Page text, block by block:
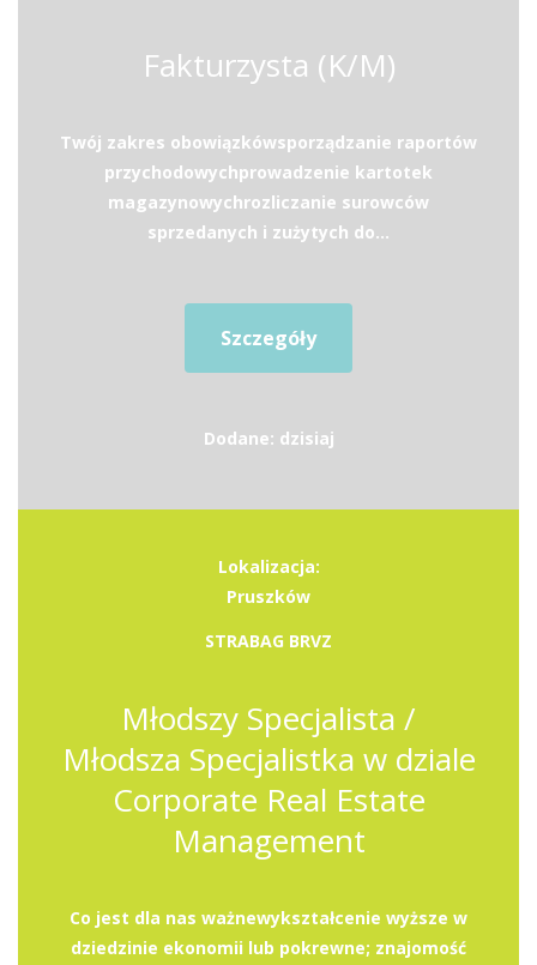
Fakturzysta (K/M)
Twój zakres obowiązkówsporządzanie raportów
przychodowychprowadzenie kartotek
magazynowychrozliczanie surowców
sprzedanych i zużytych do...
Szczegóły
Dodane: dzisiaj
Lokalizacja:
Pruszków
STRABAG BRVZ
Młodszy Specjalista /
Młodsza Specjalistka w dziale
Corporate Real Estate
Management
Co jest dla nas ważnewykształcenie wyższe w
dziedzinie ekonomii lub pokrewne; znajomość